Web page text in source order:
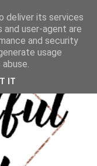
deliver its services
and user-agent are
and security
usage
IT